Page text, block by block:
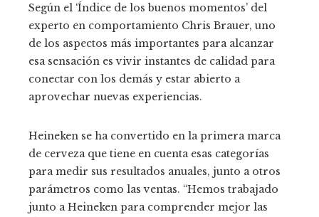
Según el ‘Índice de los buenos momentos’ del
experto en comportamiento Chris Brauer, uno
de los aspectos más importantes para alcanzar
esa sensación es vivir instantes de calidad para
conectar con los demás y estar abierto a
aprovechar nuevas experiencias.
Heineken se ha convertido en la primera marca
de cerveza que tiene en cuenta esas categorías
para medir sus resultados anuales, junto a otros
parámetros como las ventas. “Hemos trabajado
junto a Heineken para comprender mejor las